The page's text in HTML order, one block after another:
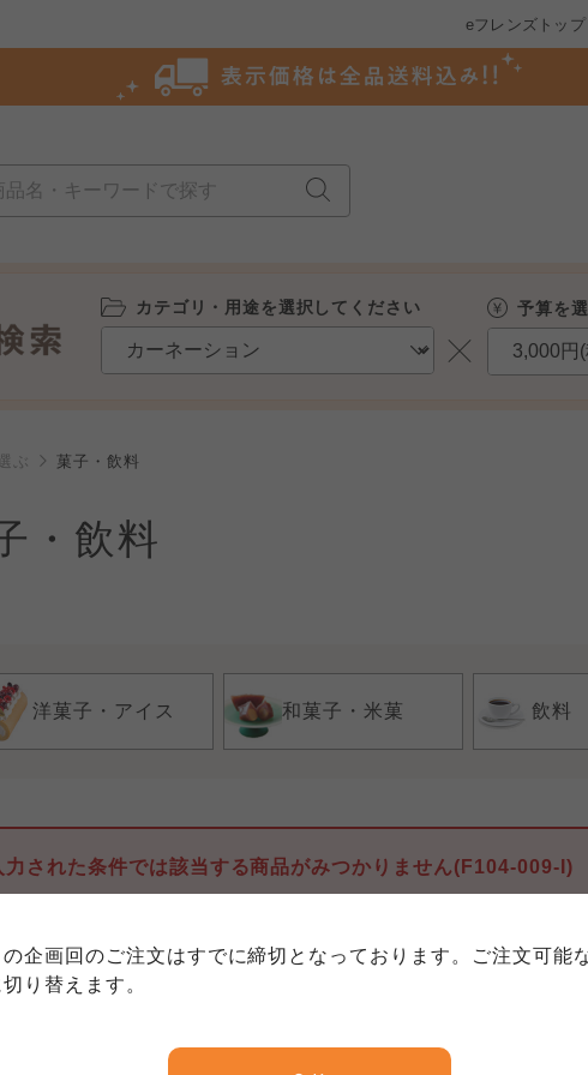
の企画回のご注文はすでに締切となっております。ご注文可能
り替えます。
eフレンズトップ
カテゴリ・用途を選択してください 予算を
ぶ 菓子・飲料
・飲料
洋菓子・アイス 和菓子・米菓 飲料
力された条件では該当する商品がみつかりません(F104-009-I)
用約款（ご利用規約・ご利用規程）
、ご利用ください。なお、クチコミ投稿については、利用約款
個人情報保護方針について
業務委託を受けて、コープきんき事業連合が運営しています。
生協の「個人情報保護方針」については各生協のボタンをクリ
特定商取引法に基づく表記について
務委託を受けて、コープきんき事業連合が運営しています。
づく表記について」については各生協のボタンをクリックして